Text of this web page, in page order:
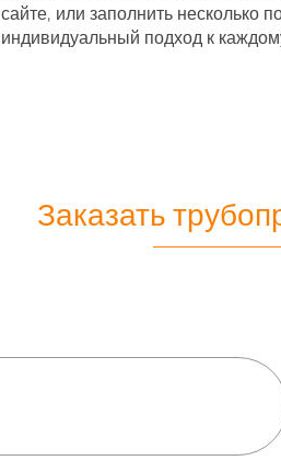
сайте, или заполнить несколько
индивидуальный подход к
Заказать